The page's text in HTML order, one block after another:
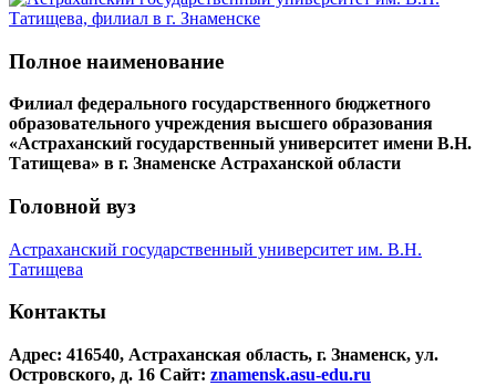
Полное наименование
Филиал федерального государственного бюджетного
образовательного учреждения высшего образования
«Астраханский государственный университет имени В.Н.
Татищева» в г. Знаменске Астраханской области
Головной вуз
Астраханский государственный университет им. В.Н.
Татищева
Контакты
Адрес: 416540, Астраханская область, г. Знаменск, ул.
Островского, д. 16 Сайт: znamensk.asu-edu.ru